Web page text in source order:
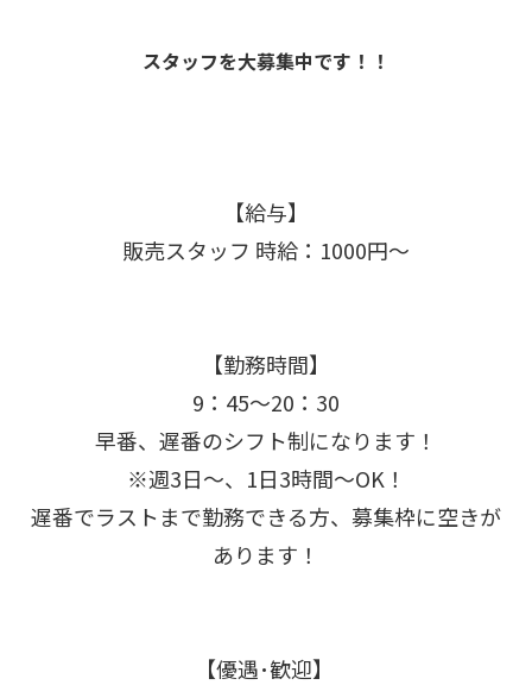
スタッフを大募集中です！！
【給与】
販売スタッフ 時給：1000円〜
【勤務時間】
9：45〜20：30
早番、遅番のシフト制になります！
※週3日〜、1日3時間〜OK！
遅番でラストまで勤務できる方、募集枠に空きが
あります！
【優遇･歓迎】